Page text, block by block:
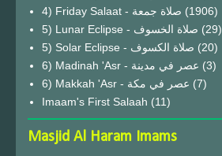
4) Friday Salaat - صلاة جمعة (1906)
5) Lunar Eclipse - صلاة الخسوف (29)
(20)
6) Madinah 'Asr - عصر في مدينة (3)
6) Makkah 'Asr - عصر في مكة (7)
Imaam's First Salaah (11)
Masjid Al Haram Imams